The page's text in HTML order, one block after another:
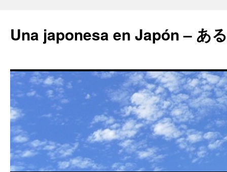
Una japonesa en Japón – あ